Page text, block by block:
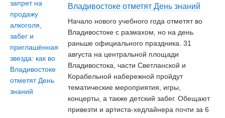
Владивостоке отметят День знаний
Начало нового учебного года отметят во
Владивостоке с размахом, но на день
раньше официального праздника. 31
августа на центральной площади
Владивостока, части Светланской и
Корабельной набережной пройдут
тематические мероприятия, игры,
концерты, а также детский забег. Обещают
привезти и артиста-хедлайнера почти за 6